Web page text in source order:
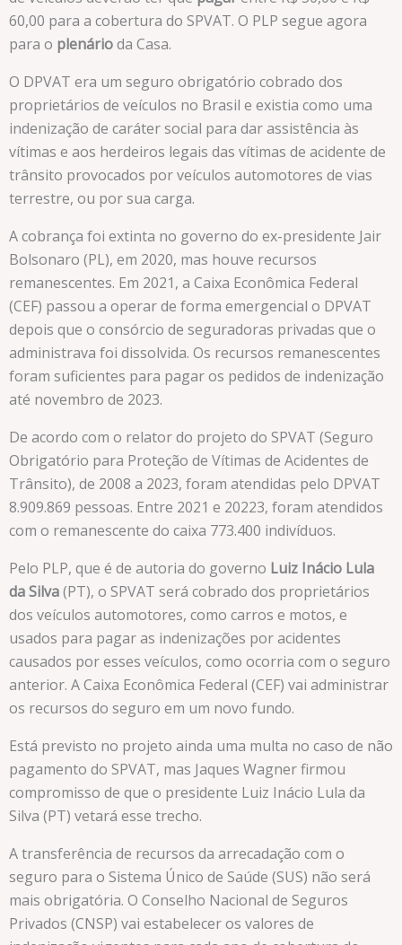
60,00 para a cobertura do SPVAT. O PLP segue agora
para o plenárioda Casa.
O DPVAT era um seguro obrigatório cobrado dos
proprietários de veículos no Brasil e existia como uma
indenização de caráter social para dar assistência às
vítimas e aos herdeiros legais das vítimas de acidente de
trânsito provocados por veículos automotores de vias
terrestre, ou por sua carga.
A cobrança foi extinta no governo do ex-presidente Jair
Bolsonaro (PL), em 2020, mas houve recursos
remanescentes. Em 2021, a Caixa Econômica Federal
(CEF) passou a operar de forma emergencial o DPVAT
depois que o consórcio de seguradoras privadas que o
administrava foi dissolvida. Os recursos remanescentes
foram suficientes para pagar os pedidos de indenização
até novembro de 2023.
De acordo com o relator do projeto do SPVAT (Seguro
Obrigatório para Proteção de Vítimas de Acidentes de
Trânsito), de 2008 a 2023, foram atendidas pelo DPVAT
8.909.869 pessoas. Entre 2021 e 20223, foram atendidos
com o remanescente do caixa 773.400 indivíduos.
Pelo PLP, que é de autoria do governo Luiz Inácio Lula
da Silva(PT), o SPVAT será cobrado dos proprietários
dos veículos automotores, como carros e motos, e
usados para pagar as indenizações por acidentes
causados por esses veículos, como ocorria com o seguro
anterior. A Caixa Econômica Federal (CEF) vai administrar
os recursos do seguro em um novo fundo.
Está previsto no projeto ainda uma multa no caso de não
pagamento do SPVAT, mas Jaques Wagner firmou
compromisso de que o presidente Luiz Inácio Lula da
Silva (PT) vetará esse trecho.
A transferência de recursos da arrecadação com o
seguro para o Sistema Único de Saúde (SUS) não será
mais obrigatória. O Conselho Nacional de Seguros
Privados (CNSP) vai estabelecer os valores de